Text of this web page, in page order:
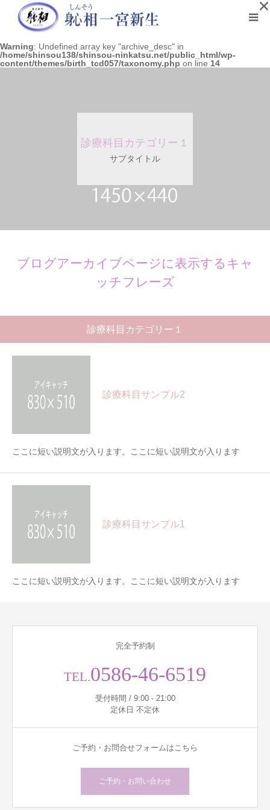
Warning: Undefined array key "archive_desc" in
/home/shinsou138/shinsou-ninkatsu.net/public_html/wp-
content/themes/birth_tcd057/taxonomy.php on line 14
診療科目カテゴリー１
サブタイトル
ブログアーカイブページに表示するキャ
ッチフレーズ
診療科目カテゴリー１
診療科目サンプル2
ここに短い説明文が入ります。ここに短い説明文が入ります
診療科目サンプル1
ここに短い説明文が入ります。ここに短い説明文が入ります
完全予約制
TEL.0586-46-6519
受付時間 / 9:00 - 21:00
定休日 不定休
ご予約・お問合せフォームはこちら
ご予約・お問い合わせ
初めての方へ